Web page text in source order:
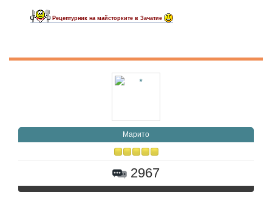
Рецептурник на майсторките в Зачатие
Марито
2967